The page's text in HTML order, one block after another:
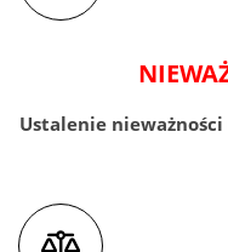
Ustalenie